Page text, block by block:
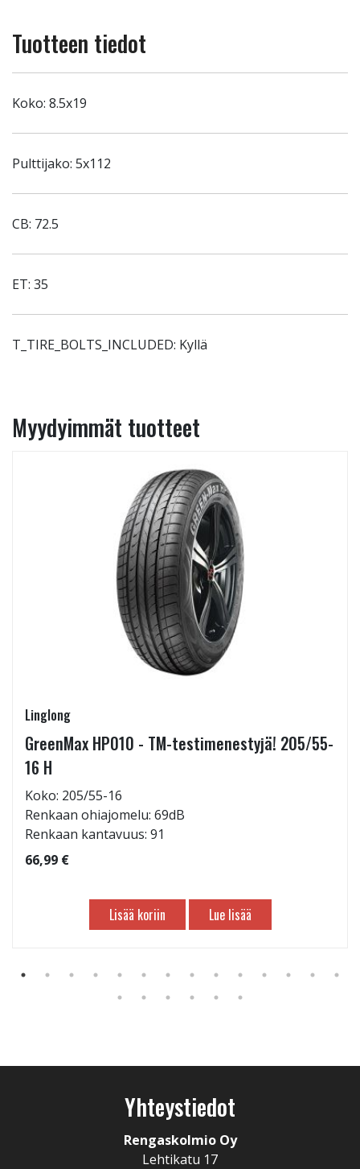
Tuotteen tiedot
Koko: 8.5x19
Pulttijako: 5x112
CB: 72.5
ET: 35
T_TIRE_BOLTS_INCLUDED: Kyllä
Myydyimmät tuotteet
Linglong
GreenMax HP010 - TM-testimenestyjä! 205/55-
16 H
Koko: 205/55-16
Renkaan ohiajomelu: 69dB
Renkaan kantavuus: 91
66,99 €
Lisää koriin Lue lisää
Yhteystiedot
Rengaskolmio Oy
Lehtikatu 17